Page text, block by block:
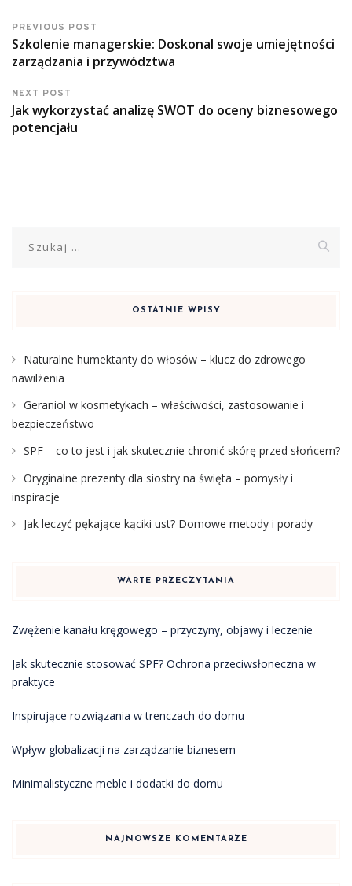
PREVIOUS POST
Szkolenie managerskie: Doskonal swoje umiejętności
zarządzania i przywództwa
NEXT POST
Jak wykorzystać analizę SWOT do oceny biznesowego
potencjału
OSTATNIE WPISY
Naturalne humektanty do włosów – klucz do zdrowego
nawilżenia
Geraniol w kosmetykach – właściwości, zastosowanie i
bezpieczeństwo
SPF – co to jest i jak skutecznie chronić skórę przed słońcem?
Oryginalne prezenty dla siostry na święta – pomysły i
inspiracje
Jak leczyć pękające kąciki ust? Domowe metody i porady
WARTE PRZECZYTANIA
Zwężenie kanału kręgowego – przyczyny, objawy i leczenie
Jak skutecznie stosować SPF? Ochrona przeciwsłoneczna w
praktyce
Inspirujące rozwiązania w trenczach do domu
Wpływ globalizacji na zarządzanie biznesem
Minimalistyczne meble i dodatki do domu
NAJNOWSZE KOMENTARZE